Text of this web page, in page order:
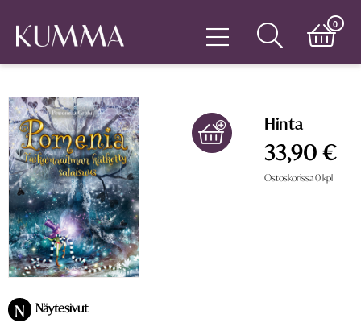
0
Hinta
33,90 €
Ostoskorissa0kpl
N Näytesivut